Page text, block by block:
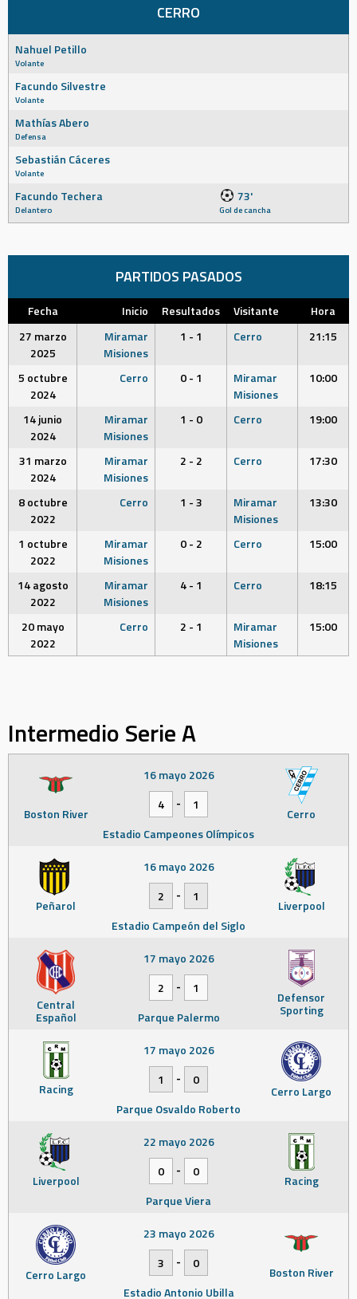
CERRO
Nahuel Petillo
Volante
Facundo Silvestre
Volante
Mathías Abero
Defensa
Sebastián Cáceres
Volante
Facundo Techera
Delantero
73'
Gol de cancha
PARTIDOS PASADOS
Fecha Inicio Resultados Visitante
Hora
27 marzo
2025
Miramar
Misiones
1 - 1 Cerro 21:15
5 octubre
2024
Cerro 0 - 1
Miramar
Misiones
10:00
14 junio
2024
Miramar
Misiones
1 - 0 Cerro 19:00
31 marzo
2024
Miramar
Misiones
2 - 2 Cerro 17:30
8 octubre
2022
Cerro 1 - 3
Miramar
Misiones
13:30
1 octubre
2022
Miramar
Misiones
0 - 2 Cerro 15:00
14 agosto
2022
Miramar
Misiones
4 - 1 Cerro 18:15
20 mayo
2022
Cerro 2 - 1
Miramar
Misiones
15:00
Intermedio Serie A
Boston River Cerro
16 mayo 2026
4
-
1
Estadio Campeones Olímpicos
Peñarol Liverpool
16 mayo 2026
2
-
1
Estadio Campeón del Siglo
Central
Español
Defensor
Sporting
17 mayo 2026
2
-
1
Parque Palermo
Racing Cerro Largo
17 mayo 2026
1
-
0
Parque Osvaldo Roberto
Liverpool Racing
22 mayo 2026
0
-
0
Parque Viera
Cerro Largo Boston River
23 mayo 2026
3
-
0
Estadio Antonio Ubilla